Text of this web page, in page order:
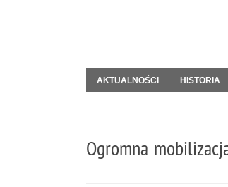
AKTUALNOŚCI HISTORIA
Ogromna